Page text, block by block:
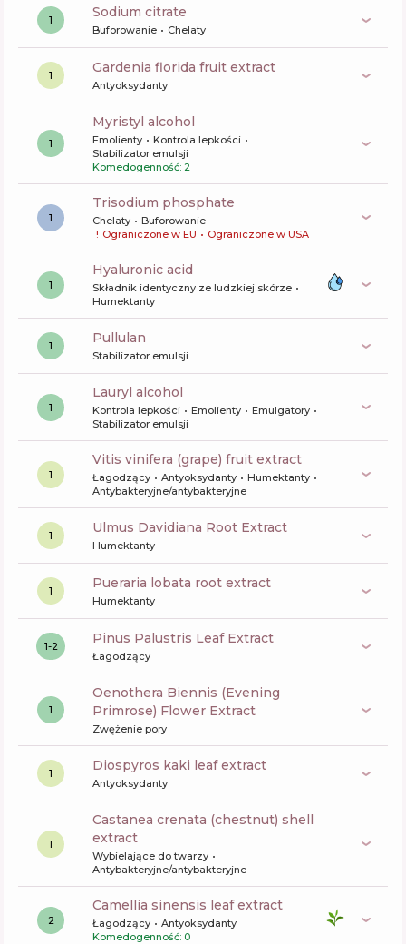
1 sodium citrate
Buforowanie Chelaty
1 gardenia florida fruit extract
Antyoksydanty
1
myristyl alcohol
Emolienty
Kontrola lepkości
Stabilizator emulsji
Komedogenność: 2
1
trisodium phosphate
Chelaty
Buforowanie
! Ograniczone w EU • Ograniczone w USA
1
hyaluronic acid
Składnik identyczny ze ludzkiej skórze
Humektanty
1 pullulan
Stabilizator emulsji
1
lauryl alcohol
Kontrola lepkości Emolienty
Emulgatory
Stabilizator emulsji
1
vitis vinifera (grape) fruit extract
Łagodzący Antyoksydanty
Humektanty
Antybakteryjne/antybakteryjne
1 Ulmus Davidiana Root Extract
Humektanty
1 pueraria lobata root extract
Humektanty
1-2 Pinus Palustris Leaf Extract
Łagodzący
1
Oenothera Biennis (Evening
Primrose) Flower Extract
Zwężenie pory
1 diospyros kaki leaf extract
Antyoksydanty
1
castanea crenata (chestnut) shell
extract
Wybielające do twarzy
Antybakteryjne/antybakteryjne
2
camellia sinensis leaf extract
Łagodzący
Antyoksydanty
Komedogenność: 0